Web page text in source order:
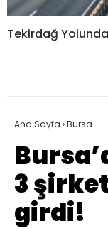
Tekirdağ
Ana Sayfa ›Bursa
3
girdi!